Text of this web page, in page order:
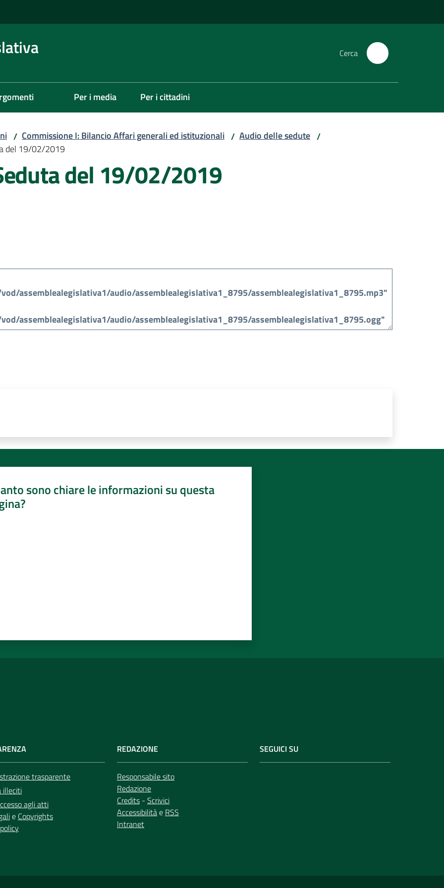
Cerca
Per i media Per i cittadini
/ Commissione I: Bilancio Affari generali ed istituzionali / Audio delle sedute /
del 19/02/2019
del 19/02/2019
sono chiare le informazioni su questa
trasparente
illeciti
agli atti
e Copyrights
REDAZIONE
Responsabile sito
Redazione
Credits - Scrivici
Accessibilitàe RSS
Intranet
SEGUICI SU